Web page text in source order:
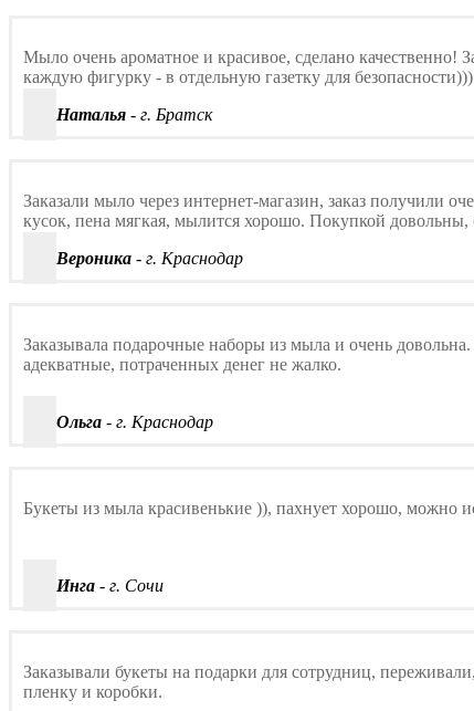
Мыло очень ароматное и красивое, сделано качественно!
каждую фигурку - в отдельную газетку для
Наталья - г. Братск
Заказали мыло через интернет-магазин, заказ получили
кусок, пена мягкая, мылится хорошо. Покупкой довольны,
Вероника - г. Краснодар
Заказывала подарочные наборы из мыла и очень
адекватные, потраченных денег не жалко.
Ольга - г. Краснодар
Букеты из мыла красивенькие )), пахнует хорошо, можно
Инга - г. Сочи
Заказывали букеты на подарки для сотрудниц,
пленку и коробки.